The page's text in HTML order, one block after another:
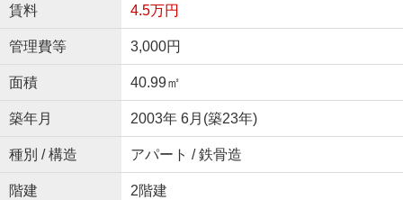
賃料 4.5万円
管理費等 3,000円
面積 40.99㎡
築年月 2003年 6月(築23年)
種別 / 構造 アパート / 鉄骨造
階建 2階建